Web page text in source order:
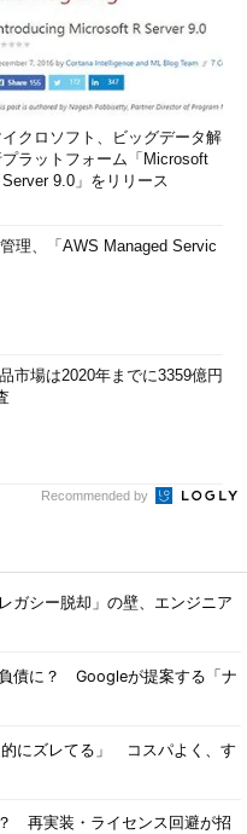
イクロソフト、ビッグデータ解
ラットフォーム「Microsoft
Server 9.0」をリリース
理、「AWS Managed Servic
市場は2020年までに3359億円
Recommended by
ガシー脱却」の壁、エンジニア
債に？ Googleが提案する「ナ
的にズレてる」 コスパよく、す
再実装・ライセンス回避が招